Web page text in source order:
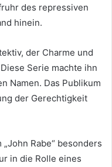
des repressiven
hinein.
der Charme und
Serie machte ihn
Namen. Das Publikum
der Gerechtigkeit
Rabe“ besonders
in die Rolle eines